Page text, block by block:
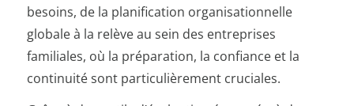
besoins, de la planification organisationnelle
globale à la relève au sein des entreprises
familiales, où la préparation, la confiance et la
continuité sont particulièrement cruciales.